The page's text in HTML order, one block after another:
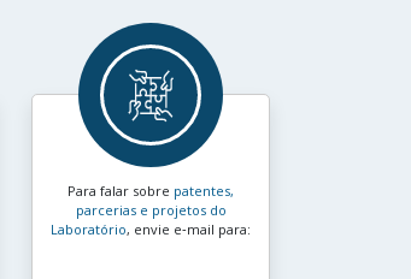
Para falar sobre patentes,
parcerias e projetos do
Laboratório, envie e‑mail para: